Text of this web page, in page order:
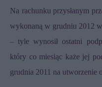
Na rachunku przysłanym
wykonaną w grudniu 2012
– tyle wynosił ostatni
który co miesiąc każe jej
grudnia 2011 na utworzenie